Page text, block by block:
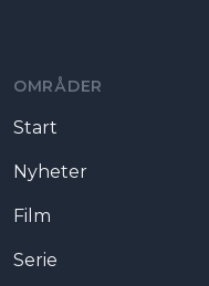
OMRÅDER
Start
Nyheter
Film
Serie